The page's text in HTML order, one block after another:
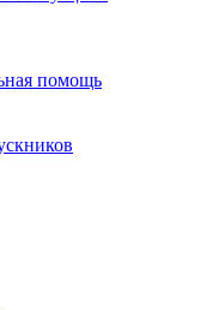
помощь